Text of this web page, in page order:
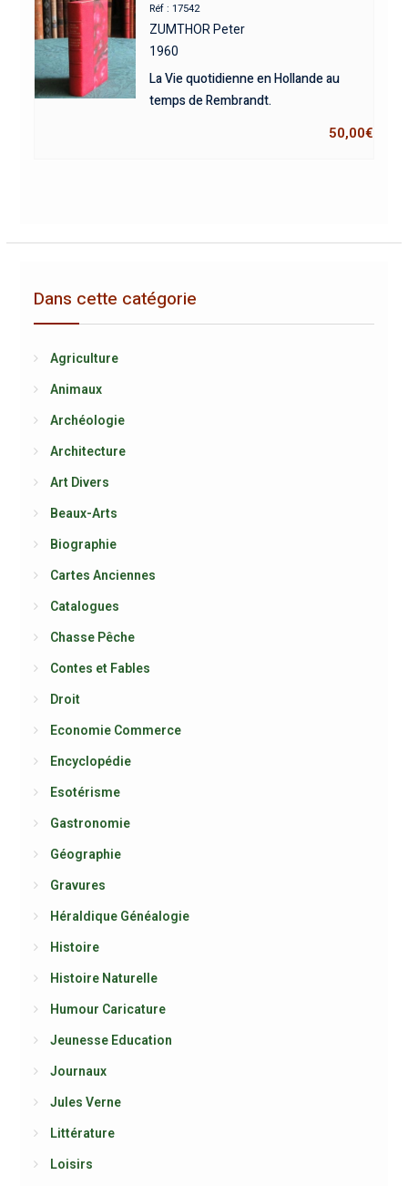
Réf : 17542
ZUMTHOR Peter
1960
La Vie quotidienne en Hollande au
temps de Rembrandt.
50,00€
Dans cette catégorie
Agriculture
Animaux
Archéologie
Architecture
Art Divers
Beaux-Arts
Biographie
Cartes Anciennes
Catalogues
Chasse Pêche
Contes et Fables
Droit
Economie Commerce
Encyclopédie
Esotérisme
Gastronomie
Géographie
Gravures
Héraldique Généalogie
Histoire
Histoire Naturelle
Humour Caricature
Jeunesse Education
Journaux
Jules Verne
Littérature
Loisirs